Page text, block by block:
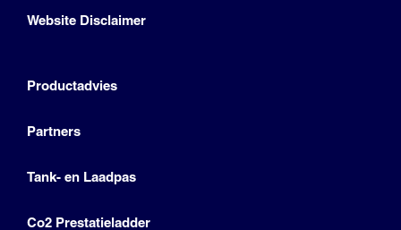
Website Disclaimer
Productadvies
Partners
Tank- en Laadpas
Co2 Prestatieladder